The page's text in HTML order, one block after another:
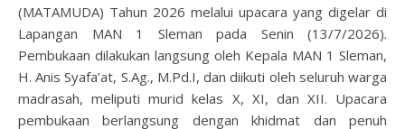
(MATAMUDA) Tahun 2026 melalui upacara yang digelar di
Lapangan MAN 1 Sleman pada Senin (13/7/2026).
Pembukaan dilakukan langsung oleh Kepala MAN 1 Sleman,
H. Anis Syafa’at, S.Ag., M.Pd.I, dan diikuti oleh seluruh warga
madrasah, meliputi murid kelas X, XI, dan XII. Upacara
pembukaan berlangsung dengan khidmat dan penuh